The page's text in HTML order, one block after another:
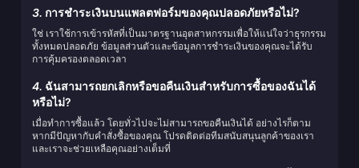
3. การชำระเงินบนแพลตฟอร์มของคุณปลอดภัยหรือไม่?
ใช่ เราใช้การเข้ารหัสที่เป็นมาตรฐานอุตสาหกรรมเพื่อให้แน่ใจว่าธุรกรรม
ทั้งหมดปลอดภัย ข้อมูลส่วนตัวและข้อมูลการชำระเงินของคุณจะได้รับ
การคุ้มครองตลอดเวลา
4. ฉันสามารถยกเลิกหรือขอคืนเงินสำหรับการซื้อของฉันได้
หรือไม่?
เมื่อทำการซื้อแล้ว โดยทั่วไปจะไม่สามารถขอคืนเงินได้ อย่างไรก็ตาม
หากมีปัญหากับคำสั่งซื้อของคุณ โปรดติดต่อทีมสนับสนุนลูกค้าของเรา
และเราจะช่วยเหลือคุณอย่างเต็มที่